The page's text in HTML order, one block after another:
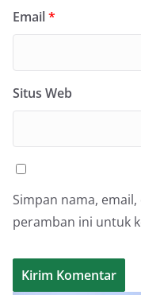
Email*
Situs Web
Simpan nama,
peramban ini untuk